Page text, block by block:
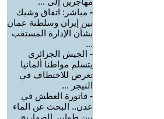
- مباشر: اتفاق وشيك
بين إيران وسلطنة عمان
بشأن الإدارة المستقب
...
- الجيش الجزائري
يتسلم مواطنا ألمانيا
تعرض للاختطاف في
النيجر ...
- فاتورة العطش في
عدن.. البحث عن الماء
بين طوابير الصهاريج